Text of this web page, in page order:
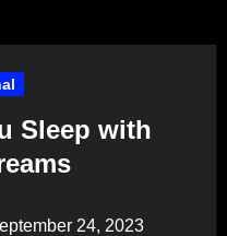
Sleep with
24, 2023